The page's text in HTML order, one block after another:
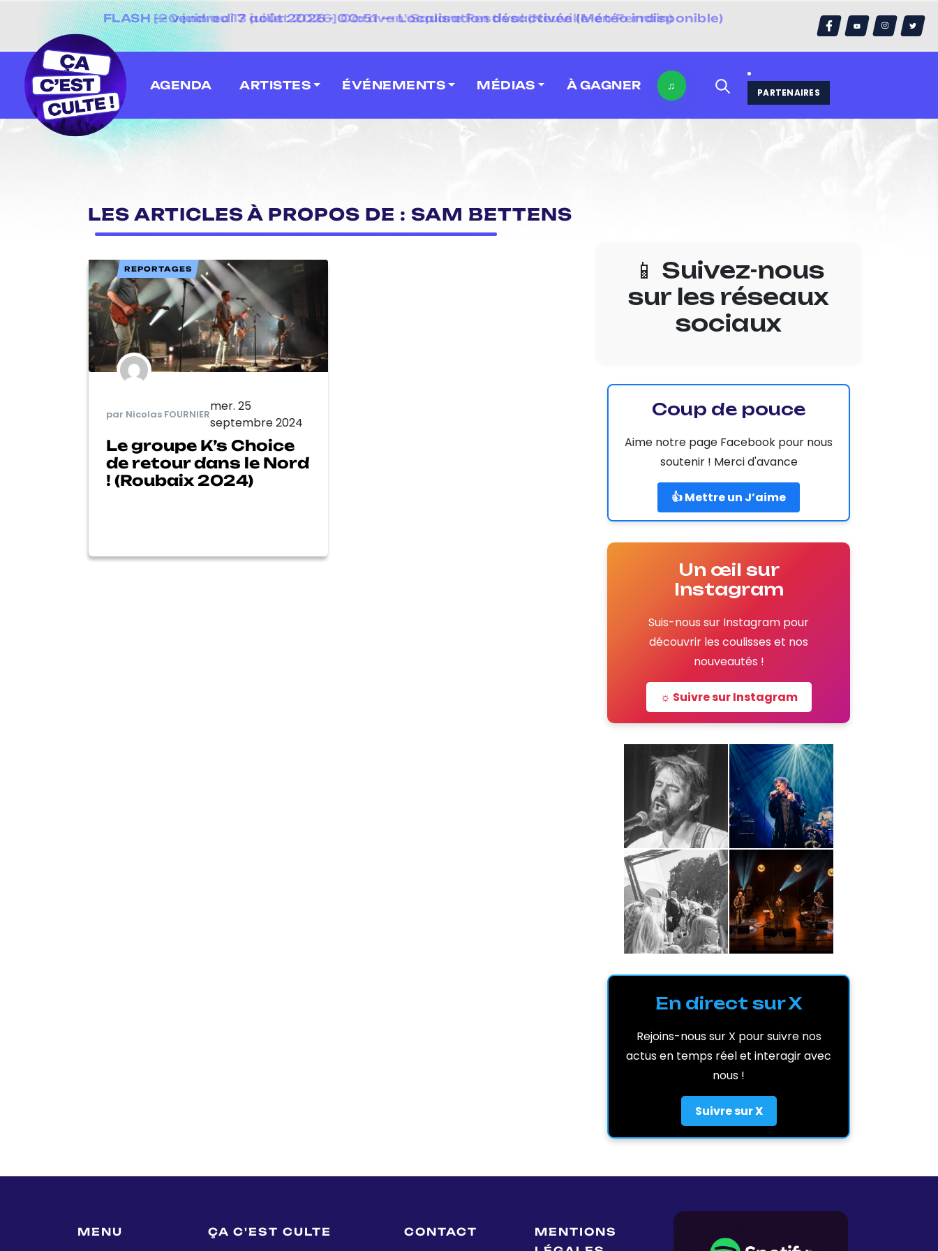
⚡
FLASH — vendredi 7 août 2026 - 00:51 — Localisation désactivée (Météo indisponible)
[20 juin au 13 juillet 2026] Caravan' Square Festival (Neuville-en-Ferrain)
AGENDA ARTISTES ÉVÉNEMENTS MÉDIAS À GAGNER ♫
PARTENAIRES
LES ARTICLES À PROPOS DE : SAM BETTENS
REPORTAGES
par Nicolas FOURNIER
mer. 25
septembre 2024
Le groupe K’s Choice
de retour dans le Nord
! (Roubaix 2024)
📱 Suivez-nous
sur les réseaux
sociaux
Coup de pouce
Aime notre page Facebook pour nous
soutenir ! Merci d'avance
👍 Mettre un J’aime
Un œil sur
Instagram
Suis-nous sur Instagram pour
découvrir les coulisses et nos
nouveautés !
☼ Suivre sur Instagram
En direct sur X
Rejoins-nous sur X pour suivre nos
actus en temps réel et interagir avec
nous !
Suivre sur X
MENU ÇA C'EST CULTE CONTACT
MENTIONS